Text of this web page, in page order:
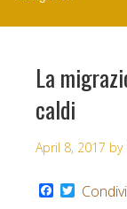
La
caldi
April 8, 2017 by
F